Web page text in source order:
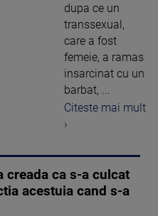
dupa ce un
transsexual,
care a fost
femeie, a ramas
insarcinat cu un
barbat, ...
Citeste mai mult
›
creada ca s-a culcat
acestuia cand s-a